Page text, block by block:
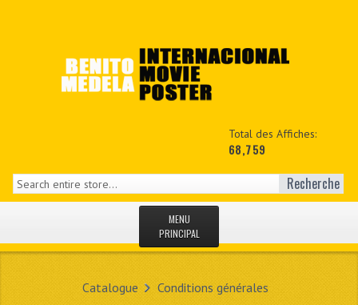
Total des Affiches:
68,759
Recherche
MENU
PRINCIPAL
Catalogue Conditions générales